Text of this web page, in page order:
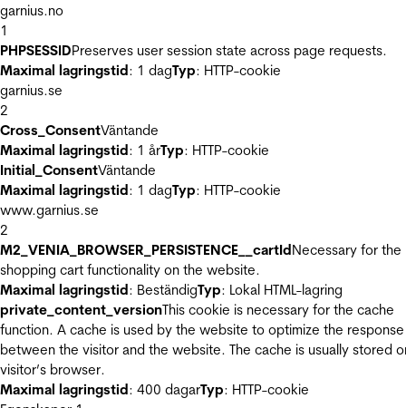
garnius.no
1
PHPSESSIDPreserves user session state across page requests.
Maximal lagringstid: 1 dagTyp: HTTP-cookie
garnius.se
2
Cross_ConsentVäntande
Maximal lagringstid: 1 årTyp: HTTP-cookie
Initial_ConsentVäntande
Maximal lagringstid: 1 dagTyp: HTTP-cookie
www.garnius.se
2
M2_VENIA_BROWSER_PERSISTENCE__cartIdNecessary for the
shopping cart functionality on the website.
Maximal lagringstid: BeständigTyp: Lokal HTML-lagring
private_content_versionThis cookie is necessary for the cache
function. A cache is used by the website to optimize the
between the visitor and the website. The cache is usually stored
visitor’s browser.
Maximal lagringstid: 400 dagarTyp: HTTP-cookie